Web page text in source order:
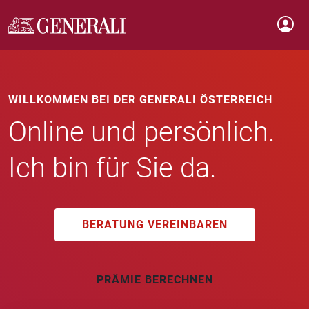
WILLKOMMEN BEI DER GENERALI ÖSTERREICH
Online und persönlich.
Ich bin für Sie da.
BERATUNG VEREINBAREN
PRÄMIE BERECHNEN